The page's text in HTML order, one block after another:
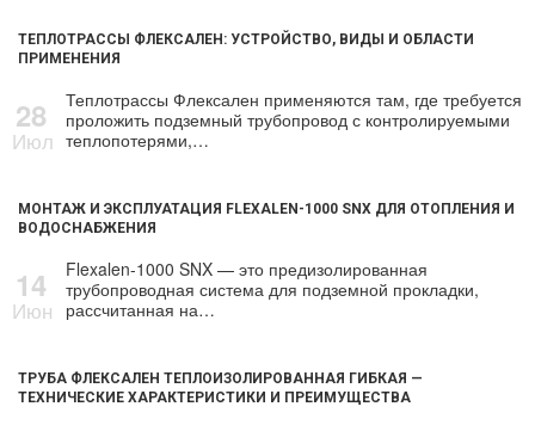
ТЕПЛОТРАССЫ ФЛЕКСАЛЕН: УСТРОЙСТВО, ВИДЫ И ОБЛАСТИ
ПРИМЕНЕНИЯ
28
Июл
Теплотрассы Флексален применяются там, где требуется
проложить подземный трубопровод с контролируемыми
теплопотерями,…
МОНТАЖ И ЭКСПЛУАТАЦИЯ FLEXALEN-1000 SNX ДЛЯ ОТОПЛЕНИЯ И
ВОДОСНАБЖЕНИЯ
14
Июн
Flexalen-1000 SNX — это предизолированная
трубопроводная система для подземной прокладки,
рассчитанная на…
ТРУБА ФЛЕКСАЛЕН ТЕПЛОИЗОЛИРОВАННАЯ ГИБКАЯ —
ТЕХНИЧЕСКИЕ ХАРАКТЕРИСТИКИ И ПРЕИМУЩЕСТВА